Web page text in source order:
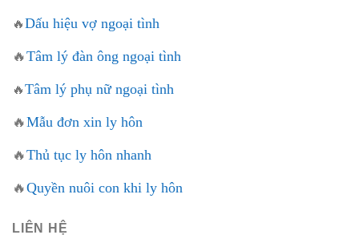
🔥Dấu hiệu vợ ngoại tình
🔥Tâm lý đàn ông ngoại tình
🔥Tâm lý phụ nữ ngoại tình
🔥Mẫu đơn xin ly hôn
🔥Thủ tục ly hôn nhanh
🔥Quyền nuôi con khi ly hôn
LIÊN HỆ